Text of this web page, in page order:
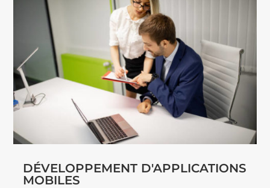
DÉVELOPPEMENT D'APPLICATIONS
MOBILES